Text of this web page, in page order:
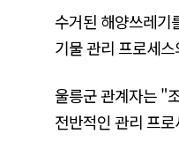
수거된 해양쓰레기
기물 관리 프로세
울릉군 관계자는 "
전반적인 관리 프